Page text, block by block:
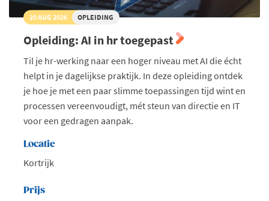
20 AUG 2026 OPLEIDING
Opleiding: AI in hr toegepast
Til je hr-werking naar een hoger niveau met AI die écht
helpt in je dagelijkse praktijk. In deze opleiding ontdek
je hoe je met een paar slimme toepassingen tijd wint en
processen vereenvoudigt, mét steun van directie en IT
voor een gedragen aanpak.
Locatie
Kortrijk
Prijs